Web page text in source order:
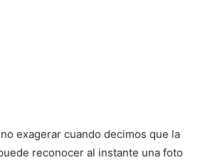
exagerar cuando decimos que la
reconocer al instante una foto